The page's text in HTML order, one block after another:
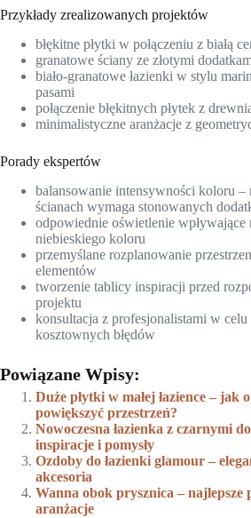
Przykłady zrealizowanych projektów
błękitne płytki w połączeniu z białą
granatowe ściany ze złotymi
biało-granatowe łazienki w stylu
pasami
połączenie błękitnych płytek z
minimalistyczne aranżacje z
Porady ekspertów
balansowanie intensywności koloru –
ścianach wymaga stonowanych
odpowiednie oświetlenie wpływające
niebieskiego koloru
przemyślane rozplanowanie
elementów
tworzenie tablicy inspiracji przed
projektu
konsultacja z profesjonalistami w
kosztownych błędów
Powiązane Wpisy:
Duże płytki w małej łazience – jak
powiększyć przestrzeń?
Nowoczesna łazienka z czarnymi
inspiracje i pomysły
Ozdoby do łazienki glamour –
akcesoria
Wanna obok prysznica – najlepsze
aranżacje